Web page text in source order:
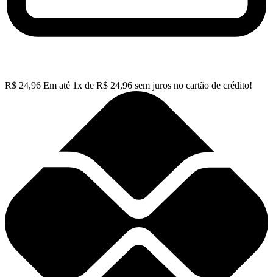
R$ 24,96 Em até 1x de R$ 24,96 sem juros no cartão de crédito!